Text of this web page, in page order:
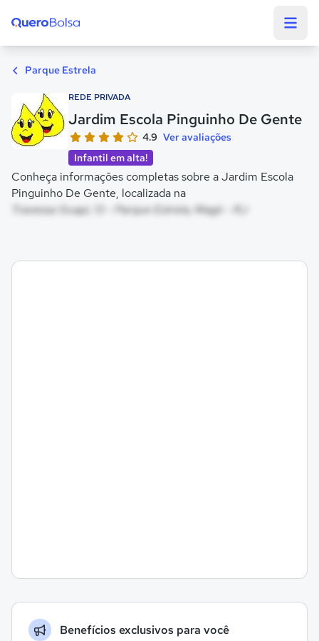
Parque Estrela
REDE PRIVADA
Jardim Escola Pinguinho De Gente
4.9 Ver avaliações
Infantil em alta!
Conheça informações completas sobre a Jardim Escola
Pinguinho De Gente, localizada na
Travessa Guapi, 13 - Parque Estrela, Magé - RJ
Benefícios exclusivos para você